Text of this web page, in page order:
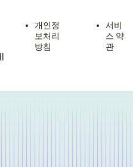
개인정
보처리
방침
서비
스 약
관